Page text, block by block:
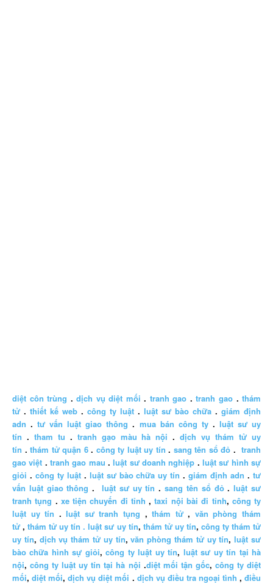
diệt côn trùng .dịch vụ diệt mối . tranh gao .tranh gao .thám
tử . thiết kế web . công ty luật . luật sư bào chữa . giám định
adn .tư vấn luật giao thông . mua bán công ty. luật sư uy
tín . tham tu . tranh gạo màu hà nội .dịch vụ thám tử uy
tín .thám tử quận 6. công ty luật uy tín . sang tên sổ đỏ .tranh
gao việt .tranh gao mau .luật sư doanh nghiệp .luật sư hình sự
giỏi . công ty luật. luật sư bào chữa uy tín .giám định adn .tư
vấn luật giao thông . luật sư uy tín .sang tên sổ đỏ.luật sư
tranh tụng . xe tiện chuyến đi tỉnh ,taxi nội bài đi tỉnh, công ty
luật uy tín .luật sư tranh tụng ,thám tử, văn phòng thám
tử ,thám tử uy tín . luật sư uy tín, thám tử uy tín, công ty thám tử
uy tín, dịch vụ thám tử uy tín,văn phòng thám tử uy tín,luật sư
bào chữa hình sự giỏi,công ty luật uy tín, luật sư uy tín tại hà
nội,công ty luật uy tín tại hà nội .diệt mối tận gốc, công ty diệt
mối,diệt mối,dịch vụ diệt mối . dịch vụ điều tra ngoại tình ,điều